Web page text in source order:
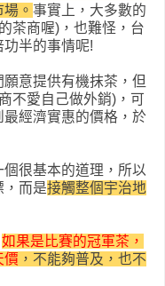
。 事實上，大多數的
茶商喔)，也難怪，台
半的事情呢!
意提供有機抹茶，但
不愛自己做外銷)，可
經濟實惠的價格，於
很基本的道理，所以
，而是接觸整個宇治地
如果是比賽的冠軍茶，
價 ，不能夠普及，也不